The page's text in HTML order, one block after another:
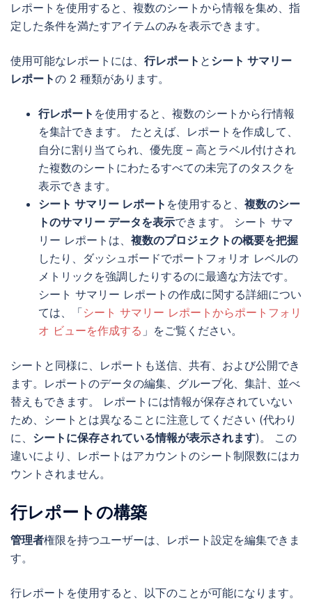
レポートを使用すると、複数のシートから情報を集め、指
定した条件を満たすアイテムのみを表示できます。
使用可能なレポートには、 行レポート と シート サマリー
レポートの 2 種類があります。
行レポート を使用すると、複数のシートから行情報
を集計できます。 たとえば、レポートを作成して、
自分に割り当てられ、優先度 – 高とラベル付けされ
た複数のシートにわたるすべての未完了のタスクを
表示できます。
シート サマリー レポート を使用すると、 複数のシー
トのサマリー データを表示できます。 シート サマ
リー レポートは、 複数のプロジェクトの概要を把握
したり、ダッシュボードでポートフォリオ レベルの
メトリックを強調したりするのに最適な方法です。
シート サマリー レポートの作成に関する詳細につい
ては、「シート サマリー レポートからポートフォリ
オ ビューを作成する 」をご覧ください。
シートと同様に、レポートも送信、共有、および公開でき
ます。レポートのデータの編集、グループ化、集計、並べ
替えもできます。 レポートには情報が保存されていない
ため、シートとは異なることに注意してください (代わり
に、 シートに保存されている情報が表示されます)。 この
違いにより、レポートはアカウントのシート制限数にはカ
ウントされません。
行レポートの構築
管理者権限を持つユーザーは、レポート設定を編集できま
す。
行レポートを使用すると、以下のことが可能になります。